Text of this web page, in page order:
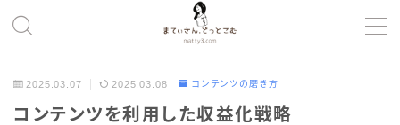
コンテンツの磨き方
2025.03.07 2025.03.08 コンテンツの磨き方
コンテンツを利用した収益化戦略